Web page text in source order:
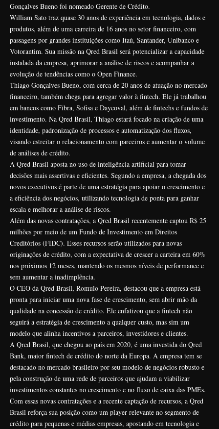
Gonçalves Bueno foi nomeado Gerente de Crédito.
William Sato traz quase 30 anos de experiência em tecnologia, dados e
produtos, além de uma carreira de 16 anos no setor financeiro, com
passagens por grandes instituições como Itaú, Santander, Unibanco e
Votorantim. Sua missão na Qred Brasil será potencializar a capacidade
instalada da empresa, aprimorar a análise de riscos e acompanhar a
evolução de tendências como o Open Finance.
Thiago Gonçalves Bueno, com cerca de 20 anos de atuação no mercado
financeiro, também chega para agregar valor à fintech. Ele já trabalhou
em bancos como Fibra, Sofisa e Daycoval, além de fintechs e fundos de
investimento. Na Qred Brasil, Thiago estará focado na criação de uma
identidade, padronização de processos e automatização dos fluxos,
visando estreitar o relacionamento com parceiros e aumentar o volume
de análises de crédito.
A Qred Brasil aposta no uso de inteligência artificial para tomar
decisões mais assertivas e eficientes. Segundo a empresa, a chegada dos
novos executivos é parte de uma estratégia para apoiar o crescimento e
a eficiência dos negócios, utilizando tecnologia de ponta para ganhar
escala e melhorar a análise de riscos.
Além das novas contratações, a Qred Brasil recentemente captou R$ 25
milhões por meio de um Fundo de Investimento em Direitos
Creditórios (FIDC). Esses recursos serão utilizados para novas
originações de crédito, com a expectativa de crescer a carteira em 60%
nos próximos 12 meses, mantendo os mesmos níveis de performance e
sem aumentar a inadimplência.
O CEO da Qred Brasil, Romulo Pereira, destacou que a empresa está
pronta para iniciar uma nova fase de crescimento, sem abrir mão da
qualidade na concessão de crédito. Ele enfatizou que a fintech não
seguirá a estratégia de crescimento a qualquer custo, mas sim um
modelo que alinha incentivos a parceiros, investidores e clientes.
A Qred Brasil, que chegou ao país em 2020, é uma investida do Qred
Bank, maior fintech de crédito do norte da Europa. A empresa tem se
destacado no mercado brasileiro por seu modelo de negócios robusto e
pela construção de uma rede de parceiros que ajudam a viabilizar
investimentos constantes no crescimento e no fluxo de caixa das PMEs.
Com essas novas contratações e a recente captação de recursos, a Qred
Brasil reforça sua posição como um player relevante no segmento de
crédito para pequenas e médias empresas, apostando em tecnologia e